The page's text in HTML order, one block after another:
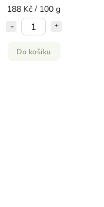
188 Kč / 100 g
Do košíku